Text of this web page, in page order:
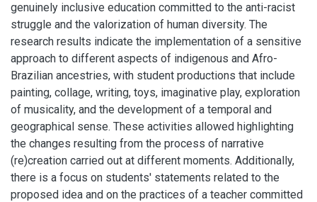
genuinely inclusive education committed to the anti-racist
struggle and the valorization of human diversity. The
research results indicate the implementation of a sensitive
approach to different aspects of indigenous and Afro-
Brazilian ancestries, with student productions that include
painting, collage, writing, toys, imaginative play, exploration
of musicality, and the development of a temporal and
geographical sense. These activities allowed highlighting
the changes resulting from the process of narrative
(re)creation carried out at different moments. Additionally,
there is a focus on students' statements related to the
proposed idea and on the practices of a teacher committed